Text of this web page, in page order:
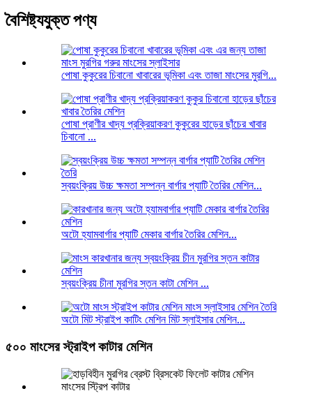
বৈশিষ্ট্যযুক্ত পণ্য
পোষা কুকুরের চিবানো খাবারের ভূমিকা এবং তাজা মাংসের মুরগি...
পোষা প্রাণীর খাদ্য প্রক্রিয়াকরণ কুকুরের হাড়ের ছাঁচের খাবার
চিবানো ...
স্বয়ংক্রিয় উচ্চ ক্ষমতা সম্পন্ন বার্গার প্যাটি তৈরির মেশিন...
অটো হ্যামবার্গার প্যাটি মেকার বার্গার তৈরির মেশিন...
স্বয়ংক্রিয় চীনা মুরগির স্তন কাটা মেশিন ...
অটো মিট স্ট্রাইপ কাটিং মেশিন মিট স্লাইসার মেশিন...
৫০০ মাংসের স্ট্রাইপ কাটার মেশিন